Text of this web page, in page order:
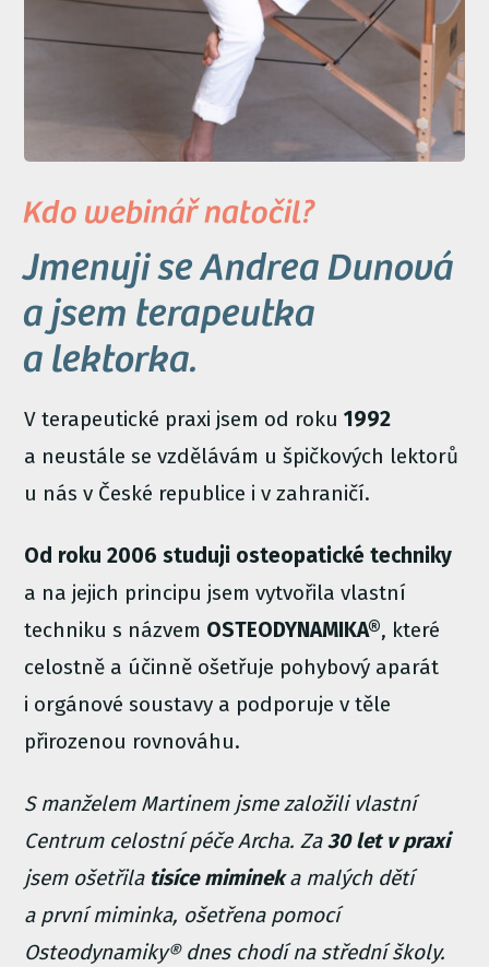
Kdo webinář natočil?
Jmenuji se Andrea Dunová
a jsem terapeutka
a lektorka.
V terapeutické praxi jsem od roku1992
a neustále se vzdělávám u špičkových lektorů
u nás v České republice i v zahraničí.
Od roku 2006 studuji osteopatické techniky
a na jejich principu jsem vytvořila vlastní
techniku s názvem OSTEODYNAMIKA®, které
celostně a účinně ošetřuje pohybový aparát
i orgánové soustavy a podporuje v těle
přirozenou rovnováhu.
S manželem Martinem jsme založili vlastní
Centrum celostní péče Archa. Za30 let v praxi
jsem ošetřila tisíce mimineka malých dětí
a první miminka, ošetřena pomocí
Osteodynamiky® dnes chodí na střední školy.